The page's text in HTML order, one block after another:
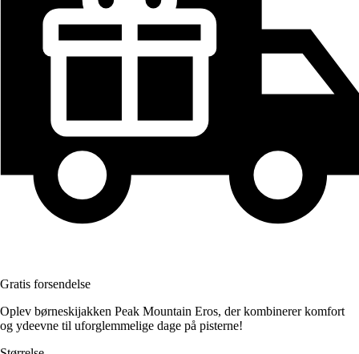
Gratis forsendelse
Oplev børneskijakken Peak Mountain Eros, der kombinerer komfort
og ydeevne til uforglemmelige dage på pisterne!